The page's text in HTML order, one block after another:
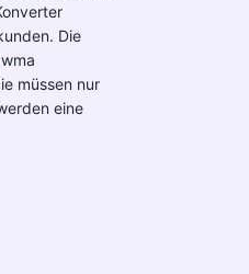
Die
müssen nur
eine